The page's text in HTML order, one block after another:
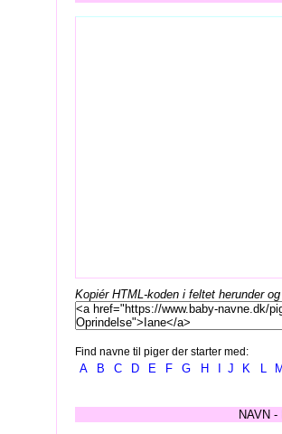
Kopiér HTML-koden i feltet herunder
Find navne til piger der starter med:
A B C D E F G H J K L M
NAVN